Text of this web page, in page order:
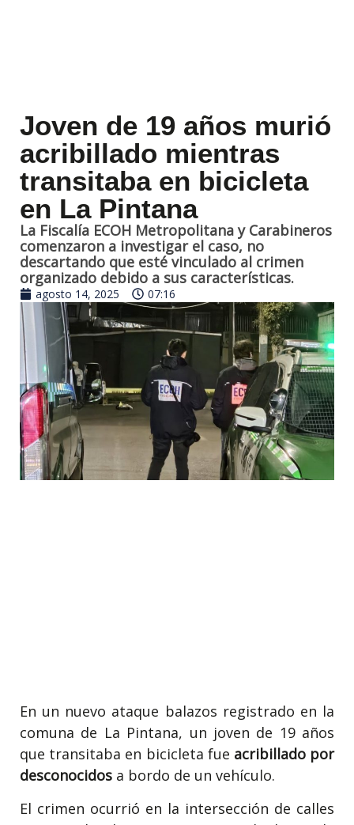
Joven de 19 años murió
acribillado mientras
transitaba en bicicleta
en La Pintana
La Fiscalía ECOH Metropolitana y Carabineros
comenzaron a investigar el caso, no
descartando que esté vinculado al crimen
organizado debido a sus características.
agosto 14, 2025 07:16
En un nuevo ataque balazos registrado en la
comuna de La Pintana, un joven de 19 años
que transitaba en bicicleta fue acribillado por
desconocidos a bordo de un vehículo.
El crimen ocurrió en la intersección de calles